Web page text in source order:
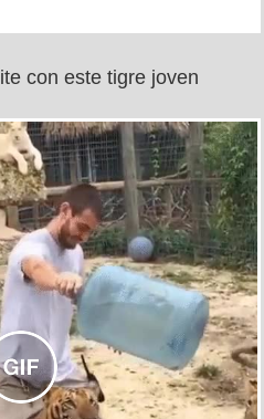
con este tigre joven